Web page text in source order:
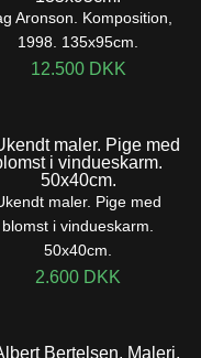
Aronson. Komposition,
1998. 135x95cm.
12.500 DKK
maler. Pige med
blomst i vindueskarm.
50x40cm.
2.600 DKK